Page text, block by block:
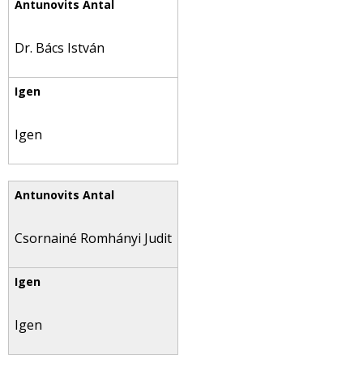
Dr. Bács István
Igen
Csornainé Romhányi Judit
Igen